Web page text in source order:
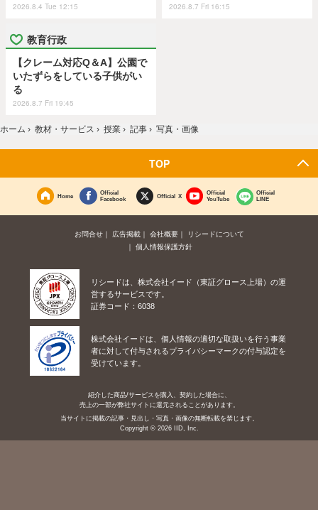
2026.8.4 Tue 12:15 2026.8.7 Fri 16:15
教育行政
【クレーム対応Q＆A】公園で
いたずらをしている子供がい
る
2026.8.7 Fri 19:45
ホーム › 教材・サービス › 授業 › 記事 › 写真・画像
TOP
Home
Official
Facebook
Official X
Official
YouTube
Official
LINE
お問合せ 広告掲載 会社概要
リシードについて
個人情報保護方針
リシードは、株式会社イード（東証グロース上場）の運
営するサービスです。
証券コード：6038
株式会社イードは、個人情報の適切な取扱いを行う事業
者に対して付与されるプライバシーマークの付与認定を
受けています。
紹介した商品/サービスを購入、契約した場合に、
売上の一部が弊社サイトに還元されることがあります。
当サイトに掲載の記事・見出し・写真・画像の無断転載を禁じます。
Copyright © 2026 IID, Inc.